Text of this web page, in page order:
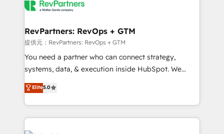
multi-region migrations to AI-powered automation,
scale. 🏆 HubSpot’s CEO called us “the partner of the
future.” Others agree it is proof of trust built through
measurable impact.
RevPartners: RevOps + GTM
提供元：RevPartners: RevOps + GTM
You need a partner who can connect strategy,
systems, data, & execution inside HubSpot. We
bridge the gap where most agencies fall short by
combining GTM strategy with technical execution to
solve the right problem with the right solution. As the
only firm in the world to hold Elite Partner
Accreditations with both HubSpot and Clay, our
Elite5.0